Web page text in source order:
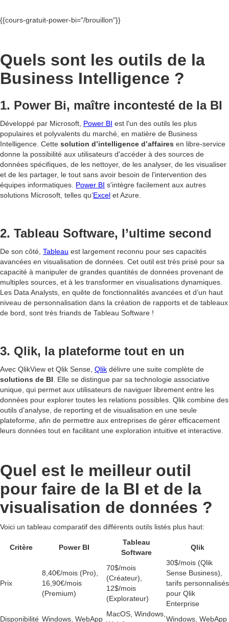
{{cours-gratuit-power-bi="/brouillon"}}
Quels sont les outils de la
Business Intelligence ?
1. Power Bi, maître incontesté de la BI
Développé par Microsoft, Power BI est l'un des outils les plus
populaires et polyvalents du marché, en matière de Business
Intelligence. Cette solution d’intelligence d’affaires en libre-service
donne la possibilité aux utilisateurs d'accéder à des sources de
données spécifiques, de les nettoyer, de les analyser, de les visualiser
et de les partager, le tout sans avoir besoin de l'intervention des
équipes informatiques. Power BI s'intègre facilement aux autres
solutions Microsoft, telles qu’Excel et Azure.
2. Tableau Software, l’ultime second
De son côté, Tableau est largement reconnu pour ses capacités
avancées en visualisation de données. Cet outil est très prisé pour sa
capacité à manipuler de grandes quantités de données provenant de
multiples sources, et à les transformer en visualisations dynamiques.
Les Data Analysts, en quête de fonctionnalités avancées et d’un haut
niveau de personnalisation dans la création de rapports et de tableaux
de bord, sont très friands de Tableau Software !
3. Qlik, la plateforme tout en un
Avec QlikView et Qlik Sense, Qlik délivre une suite complète de
solutions de BI . Elle se distingue par sa technologie associative
unique, qui permet aux utilisateurs de naviguer librement entre les
données pour explorer toutes les relations possibles. Qlik combine des
outils d’analyse, de reporting et de visualisation en une seule
plateforme, afin de permettre aux entreprises de gérer efficacement
leurs données tout en facilitant une exploration intuitive et interactive.
Quel est le meilleur outil
pour faire de la BI et de la
visualisation de données ?
Voici un tableau comparatif des différents outils listés plus haut:
Critère Power BI
Tableau
Software
Qlik
Prix
8,40€/mois (Pro),
16,90€/mois
(Premium)
70$/mois
(Créateur),
12$/mois
(Explorateur)
30$/mois (Qlik
Sense Business),
tarifs personnalisés
pour Qlik
Enterprise
Disponibilité Windows, WebApp
MacOS, Windows,
Windows, WebApp